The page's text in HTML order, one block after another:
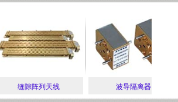
缝隙阵列天线 波导隔离器